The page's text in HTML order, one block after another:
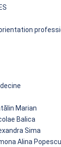
Marian
Balica
Sima
Alina Popescu